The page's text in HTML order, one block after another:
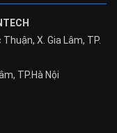
X. Gia Lâm, TP.
TP.Hà Nội